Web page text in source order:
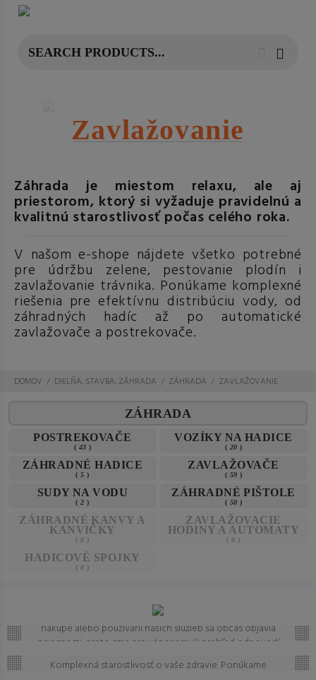
Zavlažovanie
Záhrada je miestom relaxu, ale aj
priestorom, ktorý si vyžaduje pravidelnú a
kvalitnú starostlivosť počas celého roka.
V našom e-shope nájdete všetko potrebné
pre údržbu zelene, pestovanie plodín i
zavlažovanie trávnika. Ponúkame komplexné
riešenia pre efektívnu distribúciu vody, od
záhradných hadíc až po automatické
zavlažovače a postrekovače.
DOMOV DIELŇA, STAVBA, ZÁHRADA ZÁHRADA ZAVLAŽOVANIE
ZÁHRADA
POSTREKOVAČE
( 43 )
VOZÍKY NA HADICE
( 20 )
ZÁHRADNÉ HADICE
(5 )
ZAVLAŽOVAČE
( 59 )
SUDY NA VODU
(2 )
ZÁHRADNÉ PIŠTOLE
( 50 )
ZÁHRADNÉ KANVY A
KANVIČKY
(0 )
ZAVLAŽOVACIE
HODINY A AUTOMATY
(0 )
HADICOVÉ SPOJKY
(0 )
Máte otázku? Ste na správnom mieste.
nákupe alebo používaní našich služieb sa občas objavia
nejasnosti, preto sme pre vás pripravili prehľad odpovedí
na to, čo vás zaujíma najčastejšie. Ak tu predsa len
nenájdete, čo hľadáte, neváhajte nám napísať – radi vám
Zdravie
Komplexná starostlivosť o vaše zdravie. Ponúkame